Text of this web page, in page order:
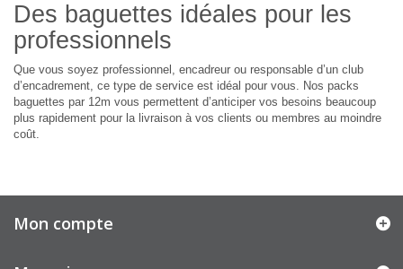
Des baguettes idéales pour les
professionnels
Que vous soyez professionnel, encadreur ou responsable d’un club
d’encadrement, ce type de service est idéal pour vous. Nos packs
baguettes par 12m vous permettent d’anticiper vos besoins beaucoup
plus rapidement pour la livraison à vos clients ou membres au moindre
coût.
Mon compte